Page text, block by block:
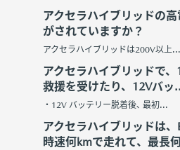
アクセラハイブリッドの
がされていますか？
アクセラハイブリッドは200V以上...
アクセラハイブリッドで
救援を受けたり、12Vバッ
・12V バッテリー脱着後､ 最初...
アクセラハイブリッドは
時速何kmで走れて、最長